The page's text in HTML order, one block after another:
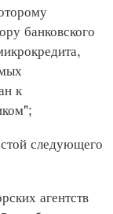
банковского
к
следующего
агентств